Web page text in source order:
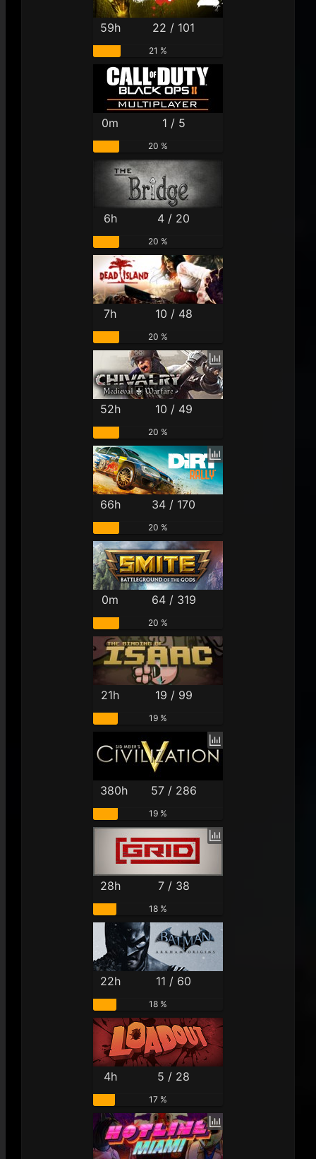
59h 22 / 101
21 %
0m 1 / 5
20 %
6h 4 / 20
20 %
7h 10 / 48
20 %
52h 10 / 49
20 %
66h 34 / 170
20 %
0m 64 / 319
20 %
21h 19 / 99
19 %
380h 57 / 286
19 %
28h 7 / 38
18 %
22h 11 / 60
18 %
4h 5 / 28
17 %